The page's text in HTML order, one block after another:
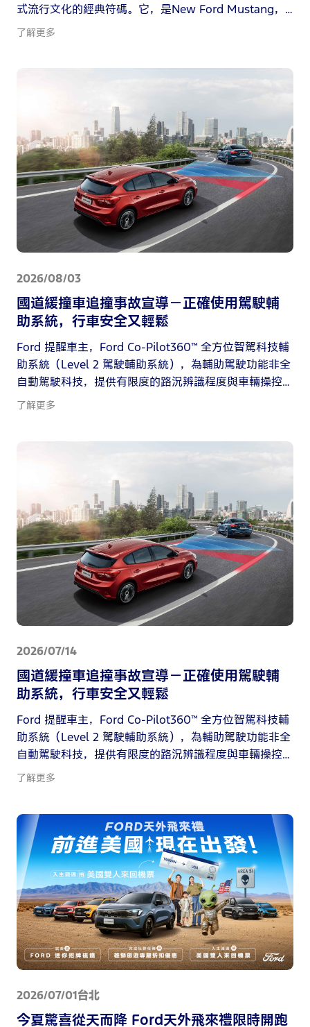
式流行文化的經典符碼。它，是New Ford Mustang，
一台被外界公認完美詮釋美國自由、奔放、不羈精神的
了解更多
2026/08/03
國道緩撞車追撞事故宣導－正確使用駕駛輔
助系統，行車安全又輕鬆
Ford 提醒車主，Ford Co-Pilot360™ 全方位智駕科技輔
助系統（Level 2 駕駛輔助系統），為輔助駕駛功能非全
自動駕駛科技，提供有限度的路況辨識程度與車輛操控
介入能力，無法取代駕駛人判斷與掌握能力，請勿過度
了解更多
2026/07/14
國道緩撞車追撞事故宣導－正確使用駕駛輔
助系統，行車安全又輕鬆
Ford 提醒車主，Ford Co-Pilot360™ 全方位智駕科技輔
助系統（Level 2 駕駛輔助系統），為輔助駕駛功能非全
自動駕駛科技，提供有限度的路況辨識程度與車輛操控
介入能力，無法取代駕駛人判斷與掌握能力，請勿過度
了解更多
2026/07/01台北
今夏驚喜從天而降 Ford天外飛來禮限時開跑